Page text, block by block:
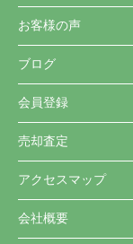
お客様の声
ブログ
会員登録
売却査定
アクセスマップ
会社概要